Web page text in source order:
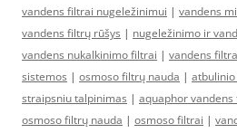
vandens filtrai nugeležinimui | vandens
vandens filtrų rūšys | nugeležinimo ir
vandens nukalkinimo filtrai | vandens
sistemos | osmoso filtrų nauda |
straipsniu talpinimas | aquaphor vandens
osmoso filtrų nauda | osmoso filtrai |